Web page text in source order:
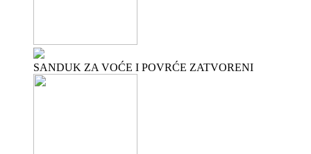
SANDUK ZA VOĆE I POVRĆE ZATVORENI